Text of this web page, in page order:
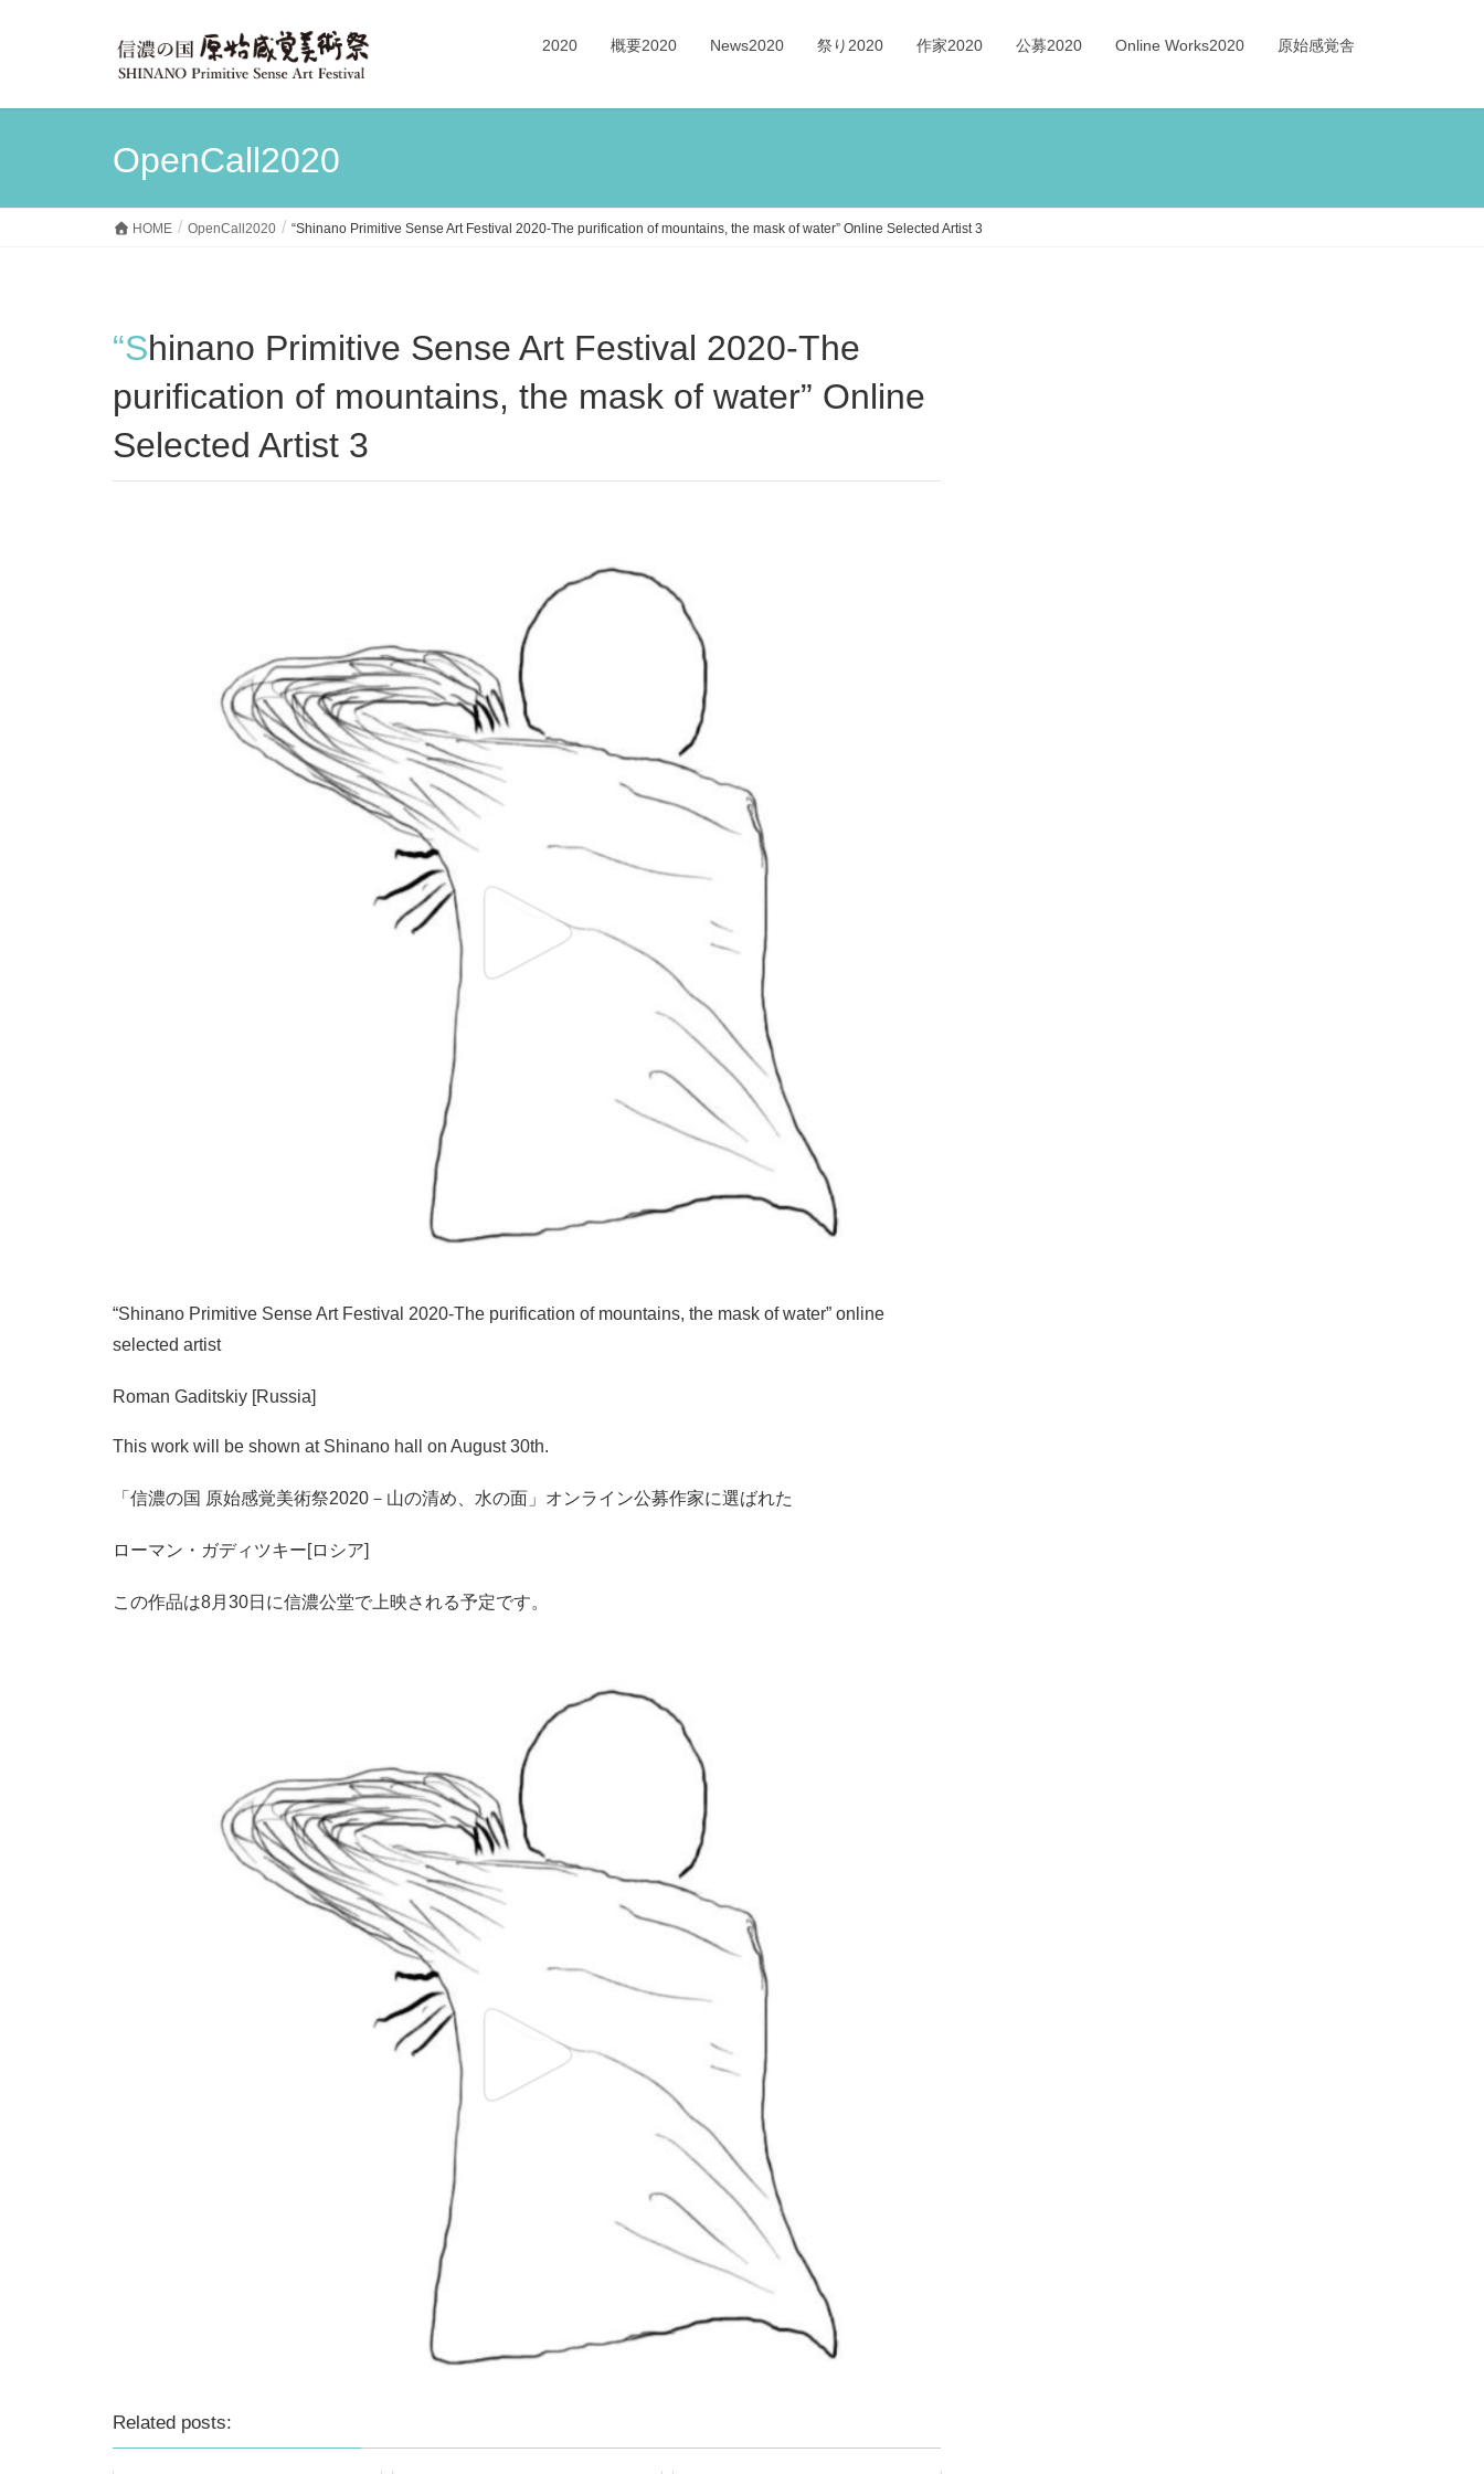
2020 概要2020 News2020 祭り2020 作家2020 公募2020 Online Works2020 原始感覚舎
OpenCall2020
HOME OpenCall2020 “Shinano Primitive Sense Art Festival 2020-The purification of mountains, the mask of water” Online Selected Artist 3
“Shinano Primitive Sense Art Festival 2020-The
purification of mountains, the mask of water” Online
Selected Artist 3
“Shinano Primitive Sense Art Festival 2020-The purification of mountains, the mask of water” online
selected artist
Roman Gaditskiy [Russia]
This work will be shown at Shinano hall on August 30th.
「信濃の国 原始感覚美術祭2020－山の清め、水の面」オンライン公募作家に選ばれた
ローマン・ガディツキー[ロシア]
この作品は8月30日に信濃公堂で上映される予定です。
Related posts: